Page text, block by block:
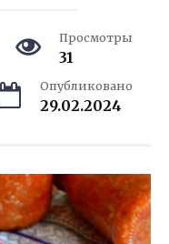
Просмотры
31
Опубликовано
29.02.2024